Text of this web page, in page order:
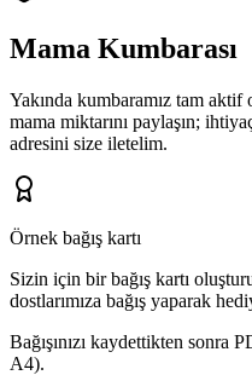
Mama Kumbarası
Yakında kumbaramız tam
mama miktarını paylaşın;
adresini size iletelim.
Örnek bağış kartı
Sizin için bir bağış kartı
dostlarımıza bağış yaparak
Bağışınızı kaydettikten
A4).